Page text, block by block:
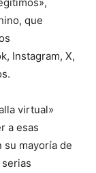
que
Instagram, X,
virtual»
a esas
su mayoría de